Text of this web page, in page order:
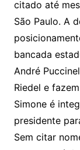
citado até
São Paulo. A
bancada
André
Riedel e
Simone é
presidente
Sem citar